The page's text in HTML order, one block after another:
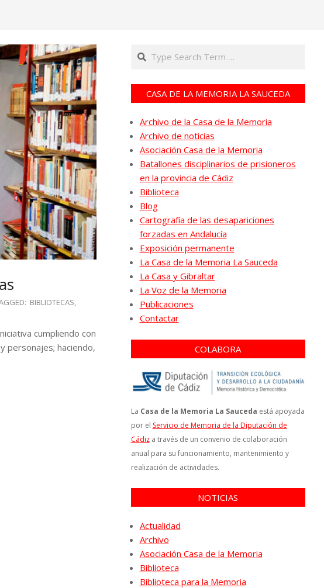
BIBLIOTECAS,
cumpliendo con
personajes; haciendo,
Search
CASA DE LA MEMORIA LA SAUCEDA
Archivo de la Casa de la Memoria
Archivo de noticias
Asociación Casa de la Memoria
Batallones disciplinarios de prisioneros
en la provincia de Cádiz
Biblioteca
Blog
Cartografía de las desapariciones
forzadas en Andalucía
Exposición permanente
La Casa de la Memoria La Sauceda
La Casa y Gibraltar
La Voz de la Memoria
Publicaciones
Contactar
COLABORA
La Casa de la Memoria La Sauceda está apoyada
por el Servicio de Memoria de la Diputación de
Cádiza través de un convenio de colaboración
anual para su funcionamiento, mantenimiento y
realización de actividades.
NOTICIAS
Actualidad
Archivo
Asociación Casa de la Memoria
Biblioteca
Biblioteca para la Memoria